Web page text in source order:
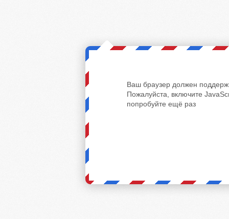
Ваш браузер должен
Пожалуйста, включите
попробуйте ещё раз